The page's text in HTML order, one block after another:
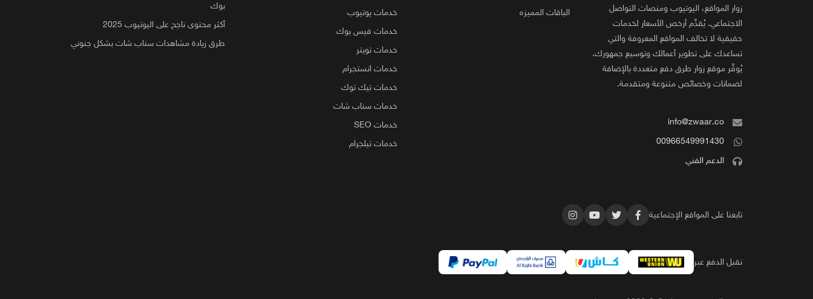
زوار المواقع، اليوتيوب ومنصات التواصل
الاجتماعي. يُقدِّم أرخص الأسعار لخدمات
حقيقية لا تخالف المواقع المعروفة والتي
تساعدك على تطوير أعمالك وتوسيع جمهورك.
يُوفِّر موقع زوار طرق دفع متعددة بالإضافة
لضمانات وخصائص متنوعة ومتقدمة.
info@zwaar.co
00966549991430
الدعم الفني
الباقات المميزه
خدمات يوتيوب
خدمات فيس بوك
خدمات تويتر
خدمات انستجرام
خدمات تيك توك
خدمات سناب شات
خدمات SEO
خدمات تيلجرام
بوك
أكثر محتوى ناجح على اليوتيوب 2025
طرق زيادة مشاهدات سناب شات بشكل جنوني
تابعنا على المواقع الإجتماعية
نقبل الدفع عبر